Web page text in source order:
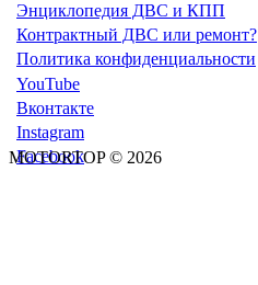
Энциклопедия ДВС и КПП
Контрактный ДВС или ремонт?
Политика конфиденциальности
YouTube
Вконтакте
Instagram
Facebook
MOTORTOP © 2026